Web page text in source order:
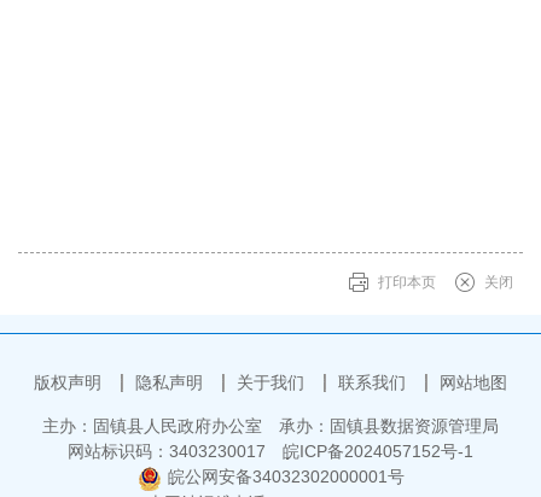
打印本页 关闭
版权声明 隐私声明 关于我们 联系我们 网站地图
主办：固镇县人民政府办公室
承办：固镇县数据资源管理局
网站标识码：3403230017
皖ICP备2024057152号-1
皖公网安备34032302000001号